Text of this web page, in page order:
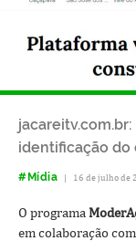
identificação do
#Mídia | 16 de julho de
O programa
em colaboração